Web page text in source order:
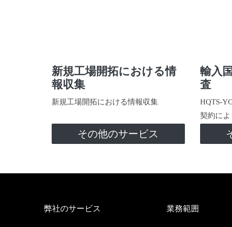
新規工場開拓における情
報収集
新規工場開拓における情報収集
その他のサービス
輸入
査
HQTS-
契約に
弊社のサービス 業務範囲